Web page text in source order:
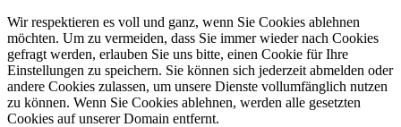
Wir respektieren es voll und ganz, wenn Sie Cookies ablehnen
möchten. Um zu vermeiden, dass Sie immer wieder nach Cookies
gefragt werden, erlauben Sie uns bitte, einen Cookie für Ihre
Einstellungen zu speichern. Sie können sich jederzeit abmelden oder
andere Cookies zulassen, um unsere Dienste vollumfänglich nutzen
zu können. Wenn Sie Cookies ablehnen, werden alle gesetzten
Cookies auf unserer Domain entfernt.